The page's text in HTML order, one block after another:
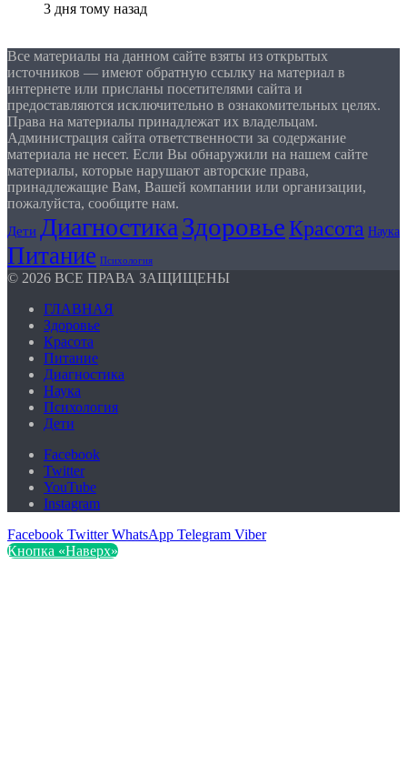
3 дня тому назад
Все материалы на данном сайте взяты из открытых
источников — имеют обратную ссылку на материал в
интернете или присланы посетителями сайта и
предоставляются исключительно в ознакомительных целях.
Права на материалы принадлежат их владельцам.
Администрация сайта ответственности за содержание
материала не несет. Если Вы обнаружили на нашем сайте
материалы, которые нарушают авторские права,
принадлежащие Вам, Вашей компании или организации,
пожалуйста, сообщите нам.
Дети ДиагностикаЗдоровьеКрасота Наука
Питание Психология
© 2026 ВСЕ ПРАВА ЗАЩИЩЕНЫ
ГЛАВНАЯ
Здоровье
Красота
Питание
Диагностика
Наука
Психология
Дети
Facebook
Twitter
YouTube
Instagram
Facebook Twitter WhatsApp Telegram Viber
Кнопка «Наверх»